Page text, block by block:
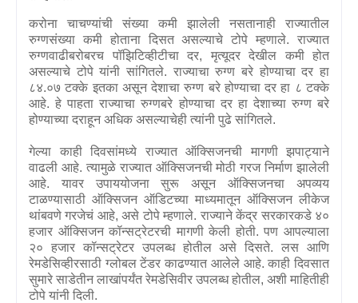
करोना चाचण्यांची संख्या कमी झालेली नसतानाही राज्यातील
रुग्णसंख्या कमी होताना दिसत असल्याचे टोपे म्हणाले. राज्यात
रुग्णवाढीबरोबरच पॉझिटिव्हीटीचा दर, मृत्यूदर देखील कमी होत
असल्याचे टोपे यांनी सांगितले. राज्याचा रुग्ण बरे होण्याचा दर हा
८४.०७ टक्के इतका असून देशाचा रुग्ण बरे होण्याचा दर हा ८ टक्के
आहे. हे पाहता राज्याचा रुग्णबरे होण्याचा दर हा देशाच्या रुग्ण बरे
होण्याच्या दराहून अधिक असल्याचेही त्यांनी पुढे सांगितले.
गेल्या काही दिवसांमध्ये राज्यात ऑक्सिजनची मागणी झपाट्याने
वाढली आहे. त्यामुळे राज्यात ऑक्सिजनची मोठी गरज निर्माण झालेली
आहे. यावर उपाययोजना सुरू असून ऑक्सिजनचा अपव्यय
टाळण्यासाठी ऑक्सिजन ऑडिटच्या माध्यमातून ऑक्सिजन लीकेज
थांबवणे गरजेचं आहे,असे टोपे म्हणाले. राज्याने केंद्र सरकारकडे ४०
हजार ऑक्सिजन कॉन्सट्रेटरची मागणी केली होती. पण आपल्याला
२० हजार कॉन्सट्रेटर उपलब्ध होतील असे दिसते. लस आणि
रेमडेसिव्हीरसाठी ग्लोबल टेंडर काढण्यात आलेले आहे. काही दिवसात
सुमारे साडेतीन लाखांपर्यंत रेमडेसिवीर उपलब्ध होतील, अशी माहितीही
टोपे यांनी दिली.